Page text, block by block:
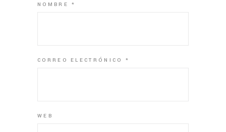
NOMBRE*
CORREO ELECTRÓNICO *
WEB